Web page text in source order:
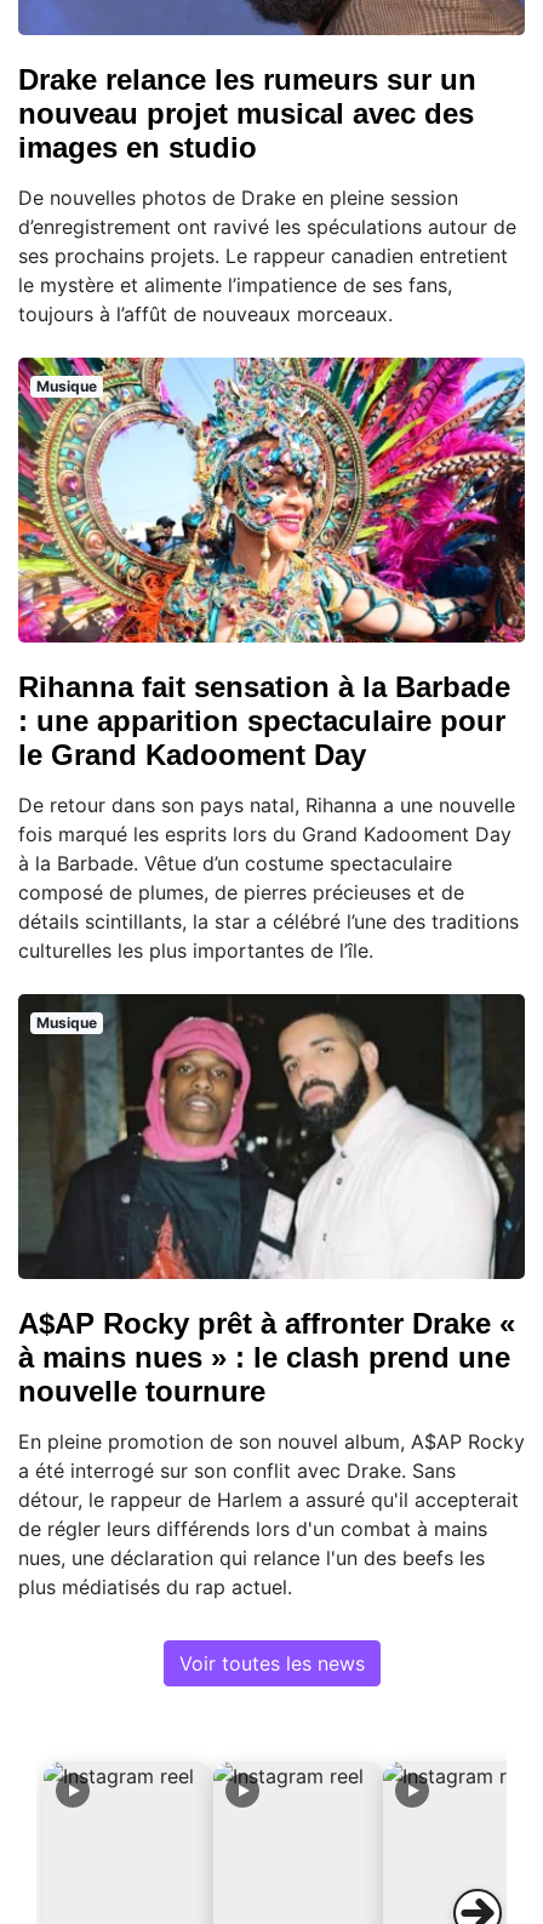
Drake relance les rumeurs sur un
nouveau projet musical avec des
images en studio
De nouvelles photos de Drake en pleine session
d’enregistrement ont ravivé les spéculations autour de
ses prochains projets. Le rappeur canadien entretient
le mystère et alimente l’impatience de ses fans,
toujours à l’affût de nouveaux morceaux.
Musique
Rihanna fait sensation à la Barbade
: une apparition spectaculaire pour
le Grand Kadooment Day
De retour dans son pays natal, Rihanna a une nouvelle
fois marqué les esprits lors du Grand Kadooment Day
à la Barbade. Vêtue d’un costume spectaculaire
composé de plumes, de pierres précieuses et de
détails scintillants, la star a célébré l’une des traditions
culturelles les plus importantes de l’île.
Musique
A$AP Rocky prêt à affronter Drake «
à mains nues » : le clash prend une
nouvelle tournure
En pleine promotion de son nouvel album, A$AP Rocky
a été interrogé sur son conflit avec Drake. Sans
détour, le rappeur de Harlem a assuré qu'il accepterait
de régler leurs différends lors d'un combat à mains
nues, une déclaration qui relance l'un des beefs les
plus médiatisés du rap actuel.
Voir toutes les news